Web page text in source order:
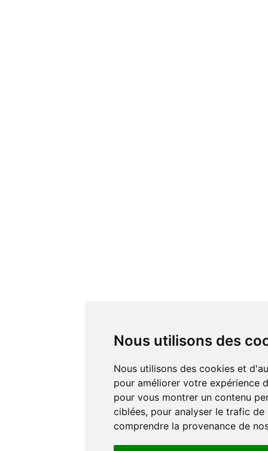
Nous utilisons des
Nous utilisons des cookies et d'autres technologies de suivi
pour améliorer votre expérience
pour vous montrer un contenu
ciblées, pour analyser le trafic
comprendre la provenance de